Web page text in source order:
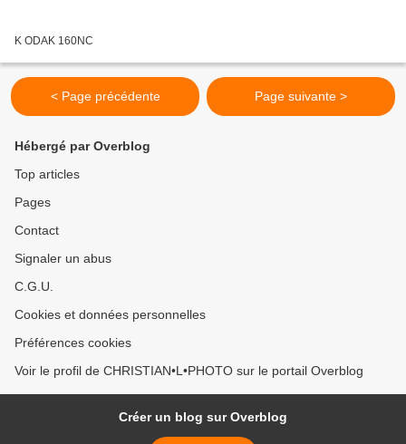
K ODAK 160NC
< Page précédente Page suivante >
Hébergé par Overblog
Top articles
Pages
Contact
Signaler un abus
C.G.U.
Cookies et données personnelles
Préférences cookies
Voir le profil de CHRISTIAN•L•PHOTO sur le portail Overblog
Créer un blog sur Overblog